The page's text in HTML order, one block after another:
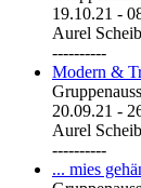
19.10.21 -
Aurel
----------
Modern &
20.09.21 -
Aurel
----------
... mies